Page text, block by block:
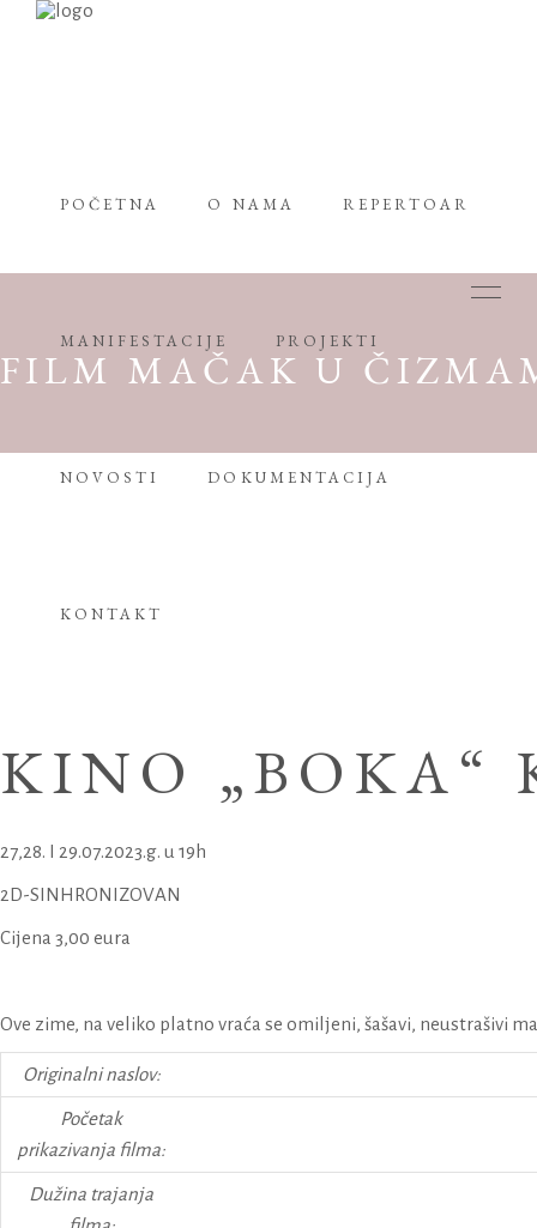
POČETNA O NAMA REPERTOAR
MANIFESTACIJE PROJEKTI
NOVOSTI DOKUMENTACIJA
KONTAKT
FILM MAČAK U
KINO „BOKA“
27,28. I 29.07.2023.g. u 19h
2D-SINHRONIZOVAN
Cijena 3,00 eura
Ove zime, na veliko platno vraća se omiljeni, šašavi, neustrašivi
Originalni naslov:
Početak
prikazivanja filma:
Dužina trajanja